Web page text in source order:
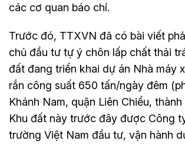
các cơ quan báo chí.
Trước đó, TTXVN đã có bài viết
chủ đầu tư tự ý chôn lấp chất thải
đất đang triển khai dự án Nhà máy
rắn công suất 650 tấn/ngày đêm
Khánh Nam, quận Liên Chiểu,
Khu đất này trước đây được Công
trường Việt Nam đầu tư, vận hành